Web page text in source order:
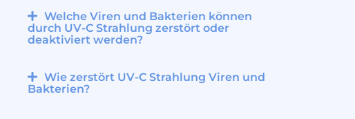
Welche Viren und Bakterien können
durch UV-C Strahlung zerstört oder
deaktiviert werden?
Wie zerstört UV-C Strahlung Viren und
Bakterien?